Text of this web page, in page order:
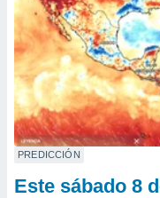
PREDICCIÓN
Este sábado 8